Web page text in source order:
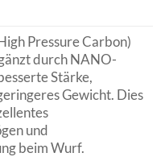
Pressure Carbon)
durch NANO-
Stärke,
Gewicht. Dies
und
beim Wurf.